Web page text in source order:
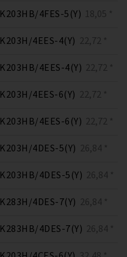
K203HB/4FES-5(Y) 18,05 *
K203H/4EES-4(Y) 22,72 *
K203HB/4EES-4(Y) 22,72 *
K203H/4EES-6(Y) 22,72 *
K203HB/4EES-6(Y) 22,72 *
K203H/4DES-5(Y) 26,84 *
K203HB/4DES-5(Y) 26,84 *
K283H/4DES-7(Y) 26,84 *
K283HB/4DES-7(Y) 26,84 *